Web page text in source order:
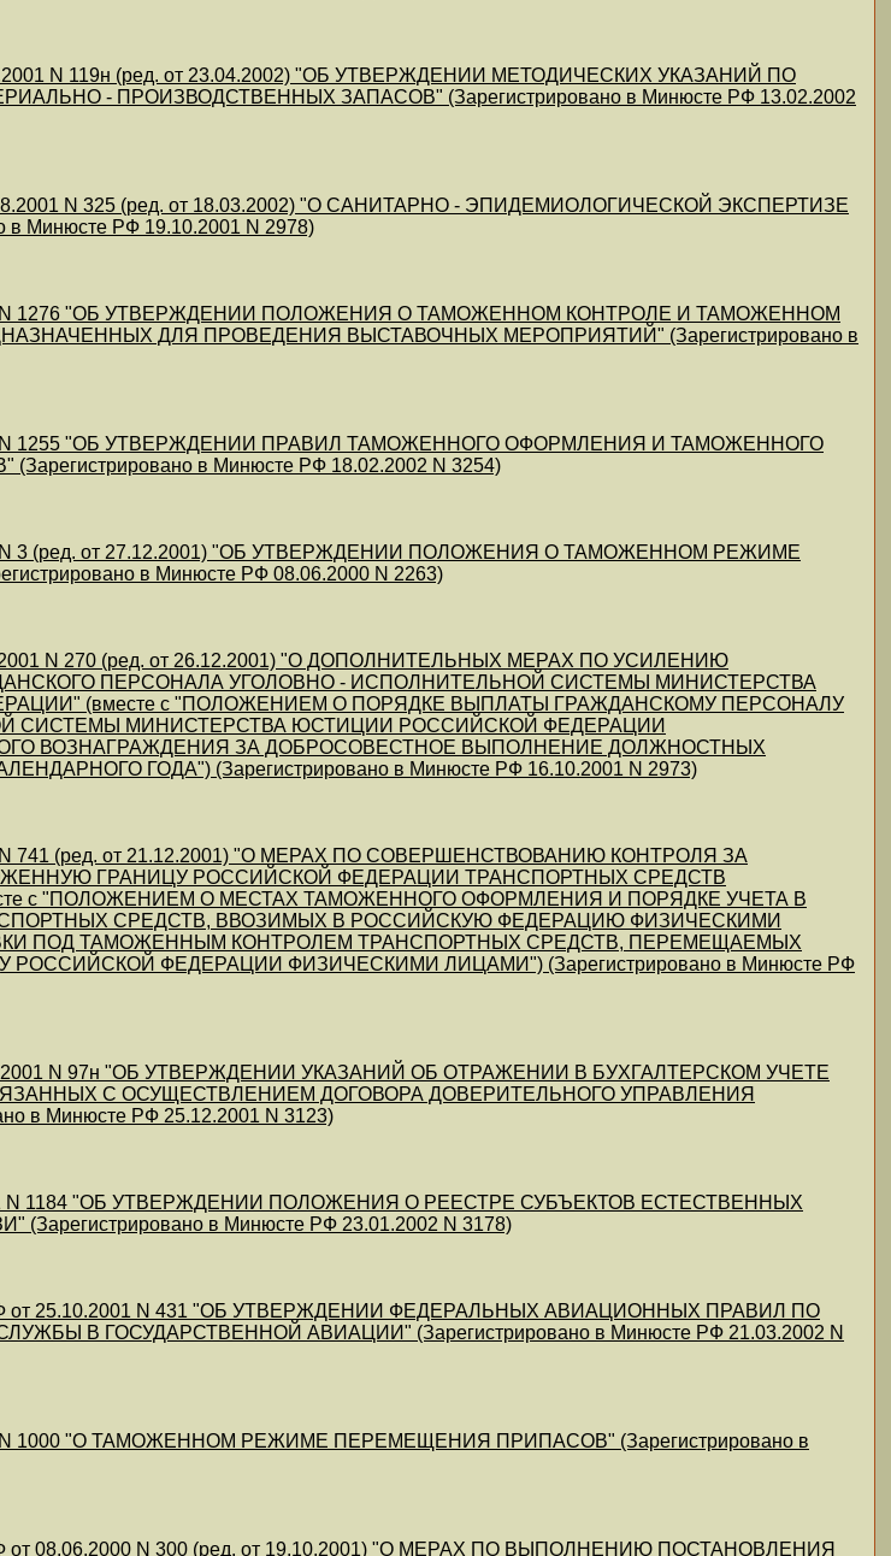
N 119н (ред. от 23.04.2002) "ОБ УТВЕРЖДЕНИИ МЕТОДИЧЕСКИХ УКАЗАНИЙ ПО
- ПРОИЗВОДСТВЕННЫХ ЗАПАСОВ" (Зарегистрировано в Минюсте РФ 13.02.2002
N 325 (ред. от 18.03.2002) "О САНИТАРНО - ЭПИДЕМИОЛОГИЧЕСКОЙ ЭКСПЕРТИЗЕ
Минюсте РФ 19.10.2001 N 2978)
N 1276 "ОБ УТВЕРЖДЕНИИ ПОЛОЖЕНИЯ О ТАМОЖЕННОМ КОНТРОЛЕ И ТАМОЖЕННОМ
ДЛЯ ПРОВЕДЕНИЯ ВЫСТАВОЧНЫХ МЕРОПРИЯТИЙ" (Зарегистрировано в
N 1255 "ОБ УТВЕРЖДЕНИИ ПРАВИЛ ТАМОЖЕННОГО ОФОРМЛЕНИЯ И ТАМОЖЕННОГО
в Минюсте РФ 18.02.2002 N 3254)
N 3 (ред. от 27.12.2001) "ОБ УТВЕРЖДЕНИИ ПОЛОЖЕНИЯ О ТАМОЖЕННОМ РЕЖИМЕ
в Минюсте РФ 08.06.2000 N 2263)
N 270 (ред. от 26.12.2001) "О ДОПОЛНИТЕЛЬНЫХ МЕРАХ ПО УСИЛЕНИЮ
ПЕРСОНАЛА УГОЛОВНО - ИСПОЛНИТЕЛЬНОЙ СИСТЕМЫ МИНИСТЕРСТВА
(вместе с "ПОЛОЖЕНИЕМ О ПОРЯДКЕ ВЫПЛАТЫ ГРАЖДАНСКОМУ ПЕРСОНАЛУ
СИСТЕМЫ МИНИСТЕРСТВА ЮСТИЦИИ РОССИЙСКОЙ ФЕДЕРАЦИИ
ВОЗНАГРАЖДЕНИЯ ЗА ДОБРОСОВЕСТНОЕ ВЫПОЛНЕНИЕ ДОЛЖНОСТНЫХ
ГОДА") (Зарегистрировано в Минюсте РФ 16.10.2001 N 2973)
N 741 (ред. от 21.12.2001) "О МЕРАХ ПО СОВЕРШЕНСТВОВАНИЮ КОНТРОЛЯ ЗА
ГРАНИЦУ РОССИЙСКОЙ ФЕДЕРАЦИИ ТРАНСПОРТНЫХ СРЕДСТВ
с "ПОЛОЖЕНИЕМ О МЕСТАХ ТАМОЖЕННОГО ОФОРМЛЕНИЯ И ПОРЯДКЕ УЧЕТА В
СРЕДСТВ, ВВОЗИМЫХ В РОССИЙСКУЮ ФЕДЕРАЦИЮ ФИЗИЧЕСКИМИ
ПОД ТАМОЖЕННЫМ КОНТРОЛЕМ ТРАНСПОРТНЫХ СРЕДСТВ, ПЕРЕМЕЩАЕМЫХ
ФЕДЕРАЦИИ ФИЗИЧЕСКИМИ ЛИЦАМИ") (Зарегистрировано в Минюсте РФ
N 97н "ОБ УТВЕРЖДЕНИИ УКАЗАНИЙ ОБ ОТРАЖЕНИИ В БУХГАЛТЕРСКОМ УЧЕТЕ
С ОСУЩЕСТВЛЕНИЕМ ДОГОВОРА ДОВЕРИТЕЛЬНОГО УПРАВЛЕНИЯ
в Минюсте РФ 25.12.2001 N 3123)
N 1184 "ОБ УТВЕРЖДЕНИИ ПОЛОЖЕНИЯ О РЕЕСТРЕ СУБЪЕКТОВ ЕСТЕСТВЕННЫХ
в Минюсте РФ 23.01.2002 N 3178)
от 25.10.2001 N 431 "ОБ УТВЕРЖДЕНИИ ФЕДЕРАЛЬНЫХ АВИАЦИОННЫХ ПРАВИЛ ПО
В ГОСУДАРСТВЕННОЙ АВИАЦИИ" (Зарегистрировано в Минюсте РФ 21.03.2002 N
N 1000 "О ТАМОЖЕННОМ РЕЖИМЕ ПЕРЕМЕЩЕНИЯ ПРИПАСОВ" (Зарегистрировано в
от 08.06.2000 N 300 (ред. от 19.10.2001) "О МЕРАХ ПО ВЫПОЛНЕНИЮ ПОСТАНОВЛЕНИЯ